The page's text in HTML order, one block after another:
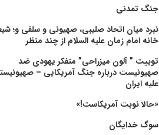
جنگ تمدنی
نبرد میان اتحاد صلیبی، صهیونی و سلفی و؛
خانه امام زمان علیه السلام از چند منظر
توییت ” آلون میزراحی” متفکر یهودی ضد
صهیونیست درباره جنگ آمریکایی –
علیه ایران
«حالا نوبت آمریکاست!»
سوگ خدایگان